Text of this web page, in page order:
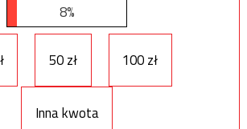
8%
50 zł 100 zł
Inna kwota